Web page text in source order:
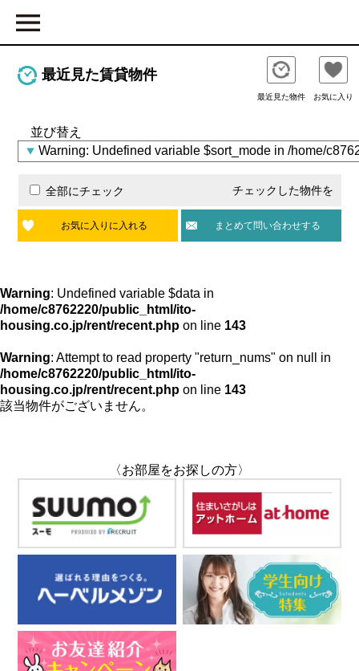
最近見た物件 お気に入り
最近見た賃貸物件
並び替え
全部にチェック チェックした物件を
お気に入りに入れる まとめて問い合わせする
Warning: Undefined variable $data in
/home/c8762220/public_html/ito-
housing.co.jp/rent/recent.php on line 143
Warning: Attempt to read property "return_nums" on null in
/home/c8762220/public_html/ito-
housing.co.jp/rent/recent.php on line 143
該当物件がございません。
〈お部屋をお探しの方〉